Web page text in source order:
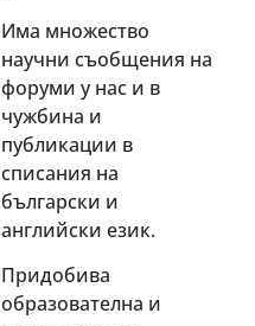
Има множество
научни съобщения на
форуми у нас и в
чужбина и
публикации в
списания на
български и
английски език.
Придобива
образователна и